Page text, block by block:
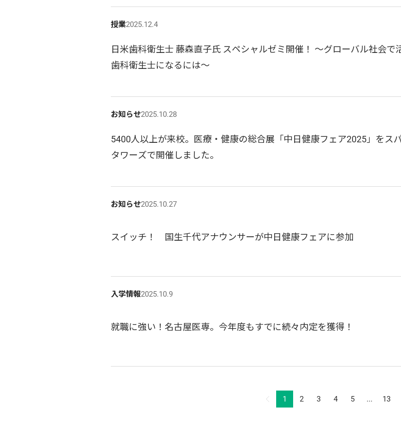
授業2025.12.4
日米歯科衛生士 藤森直子氏 スペシャルゼミ開催！ ～グローバル社会で
歯科衛生士になるには～
お知らせ2025.10.28
5400人以上が来校。医療・健康の総合展「中日健康フェア2025」をス
タワーズで開催しました。
お知らせ2025.10.27
スイッチ！　国生千代アナウンサーが中日健康フェアに参加
入学情報2025.10.9
就職に強い！名古屋医専。今年度もすでに続々内定を獲得！
1 2 3 4 5 ... 13